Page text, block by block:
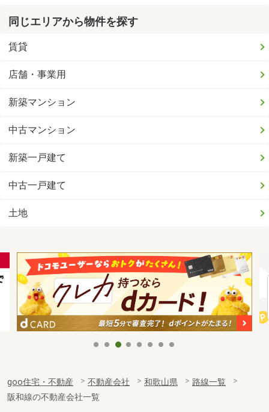
同じエリアから物件を探す
賃貸
店舗・事業用
新築マンション
中古マンション
新築一戸建て
中古一戸建て
土地
goo住宅・不動産 不動産会社 和歌山県
路線一覧
阪和線の不動産会社一覧